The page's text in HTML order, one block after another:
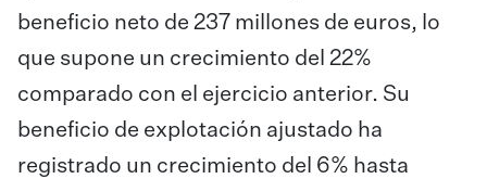
beneficio neto de 237 millones de euros, lo
que supone un crecimiento del 22%
comparado con el ejercicio anterior. Su
beneficio de explotación ajustado ha
registrado un crecimiento del 6% hasta